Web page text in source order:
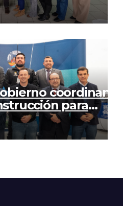
de la
coordinan
para
estructurales tras